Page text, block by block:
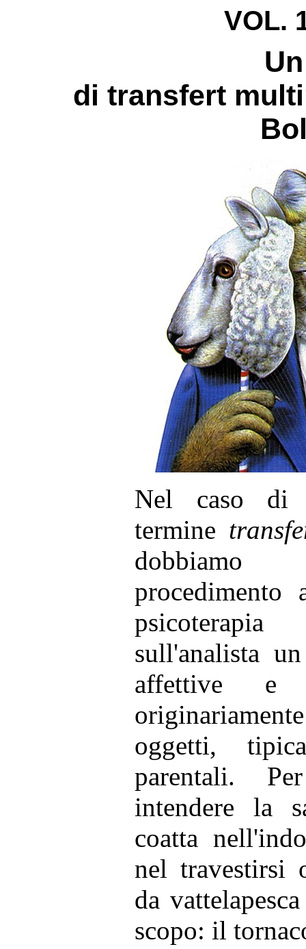
VOL.
di transfert
Nel caso di
termine
dobbiamo
sull'analista
affettive e
oggetti,
parentali.
intendere la
coatta
nel travestirsi
da
scopo: il